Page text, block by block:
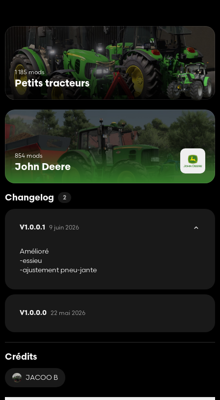
1 185 mods
Petits tracteurs
854 mods
John Deere
Changelog 2
V1.0.0.1 9 juin 2026
Amélioré
-essieu
-ajustement pneu-jante
V1.0.0.0 22 mai 2026
Crédits
JACOO B